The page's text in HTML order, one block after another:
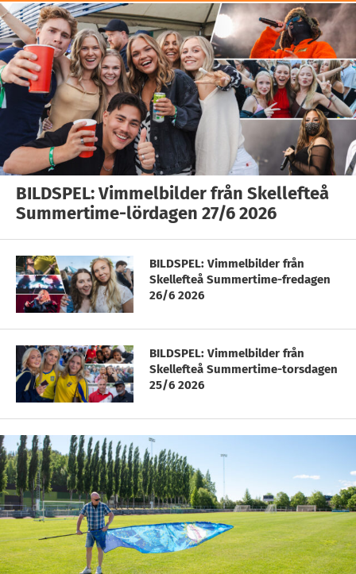
BILDSPEL: Vimmelbilder från Skellefteå
Summertime-lördagen 27/6 2026
BILDSPEL: Vimmelbilder från
Skellefteå Summertime-fredagen
26/6 2026
BILDSPEL: Vimmelbilder från
Skellefteå Summertime-torsdagen
25/6 2026